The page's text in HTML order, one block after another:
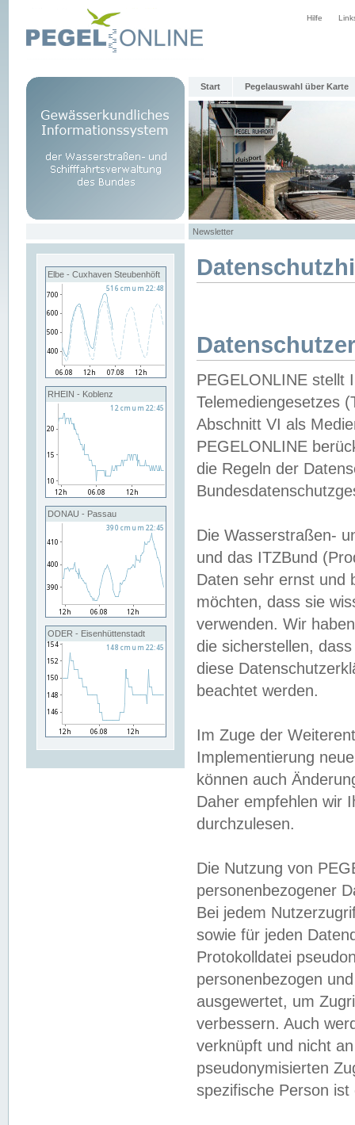
Hilfe
Start Pegelauswahl über Karte
Newsletter
Elbe - Cuxhaven Steubenhöft
RHEIN - Koblenz
DONAU - Passau
ODER - Eisenhüttenstadt
PEGELONLINE stellt
Telemediengesetzes
Abschnitt VI als
PEGELONLINE
die Regeln der
Die Wasserstraßen-
und das ITZBund
Daten sehr ernst und
möchten, dass sie
verwenden. Wir
die sicherstellen,
diese
beachtet werden.
Im Zuge der
Implementierung
können auch
Daher empfehlen wir
durchzulesen.
Die Nutzung von
personenbezogener
Bei jedem
sowie für jeden
Protokolldatei
personenbezogen
ausgewertet, um
verbessern. Auch
verknüpft und nicht
pseudonymisierten
spezifische Person